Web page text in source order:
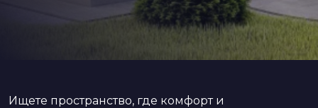
Ищете пространство, где комфорт и